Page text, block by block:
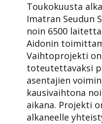
Toukokuusta
Imatran Seudun
noin 6500
Aidonin
Vaihtoprojekti
toteutettavaksi
asentajien
kausivaihtona
aikana. Projekti
alkaneelle